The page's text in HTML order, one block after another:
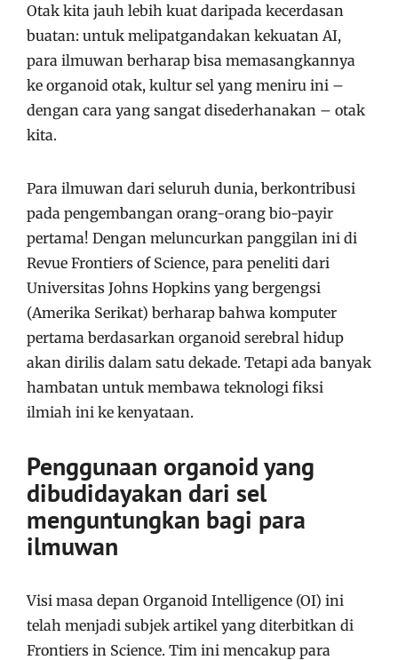
Otak kita jauh lebih kuat daripada kecerdasan
buatan: untuk melipatgandakan kekuatan AI,
para ilmuwan berharap bisa memasangkannya
ke organoid otak, kultur sel yang meniru ini –
dengan cara yang sangat disederhanakan – otak
kita.
Para ilmuwan dari seluruh dunia, berkontribusi
pada pengembangan orang-orang bio-payir
pertama! Dengan meluncurkan panggilan ini di
Revue Frontiers of Science, para peneliti dari
Universitas Johns Hopkins yang bergengsi
(Amerika Serikat) berharap bahwa komputer
pertama berdasarkan organoid serebral hidup
akan dirilis dalam satu dekade. Tetapi ada banyak
hambatan untuk membawa teknologi fiksi
ilmiah ini ke kenyataan.
Penggunaan organoid yang
dibudidayakan dari sel
menguntungkan bagi para
ilmuwan
Visi masa depan Organoid Intelligence (OI) ini
telah menjadi subjek artikel yang diterbitkan di
Frontiers in Science. Tim ini mencakup para